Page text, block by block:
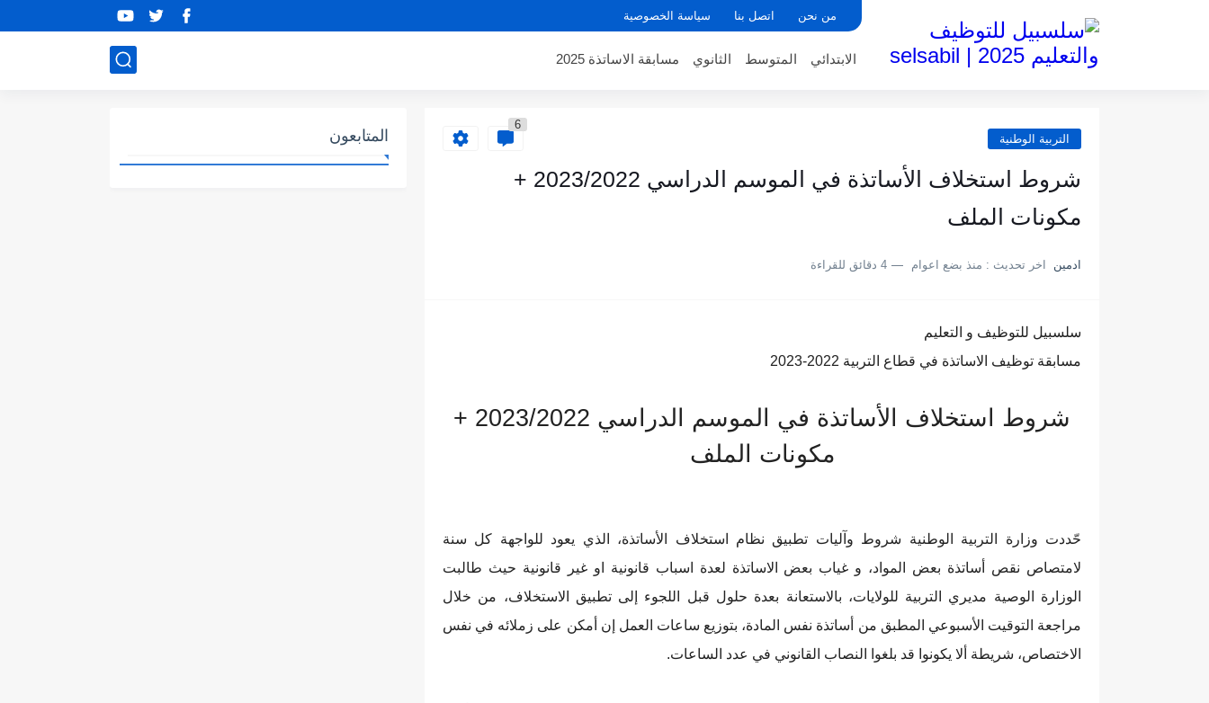
من نحن اتصل بنا سياسة الخصوصية
الابتدائي المتوسط الثانوي مسابقة الاساتذة 2025
التربية الوطنية
6
شروط استخلاف الأساتذة في الموسم الدراسي 2023/2022 +
مكونات الملف
ادمين اخر تحديث : منذ بضع اعوام 4 دقائق للقراءة
سلسبيل للتوظيف و التعليم
مسابقة توظيف الاساتذة في قطاع التربية 2022-2023
شروط استخلاف الأساتذة في الموسم الدراسي 2023/2022 +
مكونات الملف
حّددت وزارة التربية الوطنية شروط وآليات تطبيق نظام استخلاف الأساتذة، الذي يعود للواجهة كل سنة
لامتصاص نقص أساتذة بعض المواد، و غياب بعض الاساتذة لعدة اسباب قانونية او غير قانونية حيث طالبت
الوزارة الوصية مديري التربية للولايات، بالاستعانة بعدة حلول قبل اللجوء إلى تطبيق الاستخلاف، من خلال
مراجعة التوقيت الأسبوعي المطبق من أساتذة نفس المادة، بتوزيع ساعات العمل إن أمكن على زملائه في نفس
الاختصاص، شريطة ألا يكونوا قد بلغوا النصاب القانوني في عدد الساعات.
المتابعون